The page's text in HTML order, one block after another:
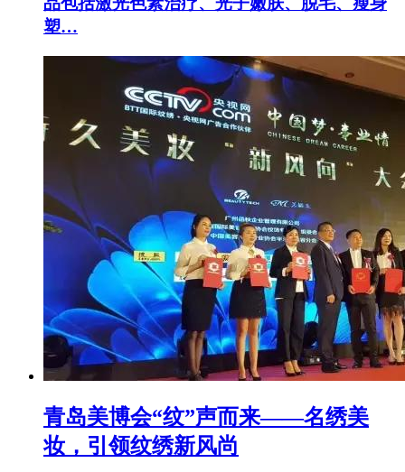
塑…
青岛美博会“纹”声而来——名绣美
妆，引领纹绣新风尚